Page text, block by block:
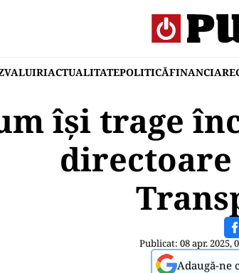
ACTUALITATEPOLITICĂFINANCIAR
își trage
Publicat: 08 apr. 2025,
Adaugă-ne